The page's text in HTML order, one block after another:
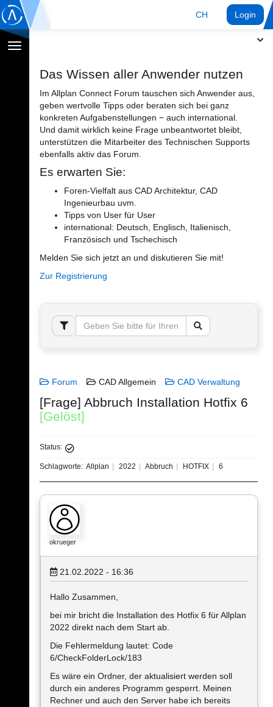
CH Login
Navigation
Das Wissen aller Anwender nutzen
Im Allplan Connect Forum tauschen sich Anwender aus,
geben wertvolle Tipps oder beraten sich bei ganz
konkreten Aufgabenstellungen − auch international.
Und damit wirklich keine Frage unbeantwortet bleibt,
unterstützen die Mitarbeiter des Technischen Supports
ebenfalls aktiv das Forum.
Es erwarten Sie:
Foren-Vielfalt aus CAD Architektur, CAD
Ingenieurbau uvm.
Tipps von User für User
international: Deutsch, Englisch, Italienisch,
Französisch und Tschechisch
Melden Sie sich jetzt an und diskutieren Sie mit!
Zur Registrierung
Forum CAD Allgemein CAD Verwaltung
[Frage] Abbruch Installation Hotfix 6
[Gelöst]
Status:
Schlagworte: Allplan 2022 Abbruch HOTFIX 6
okrueger
21.02.2022 - 16:36
Hallo Zusammen,
bei mir bricht die Installation des Hotfix 6 für Allplan
2022 direkt nach dem Start ab.
Die Fehlermeldung lautet: Code
6/CheckFolderLock/183
Es wäre ein Ordner, der aktualisiert werden soll
durch ein anderes Programm gesperrt. Meinen
Rechner und auch den Server habe ich bereits